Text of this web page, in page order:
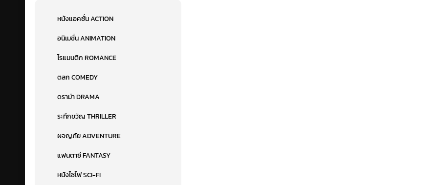
หนังแอคชั่น ACTION
อนิเมชั่น ANIMATION
โรแมนติก ROMANCE
ตลก COMEDY
ดราม่า DRAMA
ระทึกขวัญ THRILLER
ผจญภัย ADVENTURE
แฟนตาซี FANTASY
หนังไซไฟ SCI-FI